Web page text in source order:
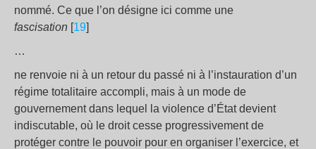
nommé. Ce que l’on désigne ici comme une
fascisation [19]
…
ne renvoie ni à un retour du passé ni à l’instauration d’un
régime totalitaire accompli, mais à un mode de
gouvernement dans lequel la violence d’État devient
indiscutable, où le droit cesse progressivement de
protéger contre le pouvoir pour en organiser l’exercice, et